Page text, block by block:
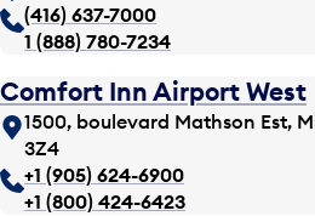
(416) 637-7000
1 (888) 780-7234
Comfort Inn Airport West
1500, boulevard Mathson Est,
3Z4
+1 (905) 624-6900
+1 (800) 424-6423